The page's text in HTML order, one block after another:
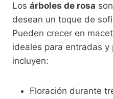
Los árboles de rosa
desean un toque de
Pueden crecer en
ideales para entradas
incluyen:
Floración durante